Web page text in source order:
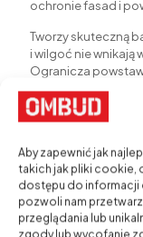
Aby zapewnić jak
takich jak pliki cookie,
dostępu do informacji
pozwoli nam
przeglądania lub
zgody lub wycofanie
ochronie fasad i
Tworzy skuteczną
i wilgoć nie wnikają
Ogranicza
mikroorganizmów.
Zachowuje
jednocześnie jest
murów i innych
zabrudzenia.
👉 Sprawdź: